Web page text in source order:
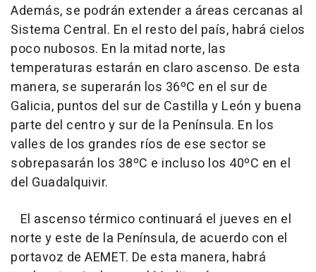
Además, se podrán extender a áreas cercanas al
Sistema Central. En el resto del país, habrá cielos
poco nubosos. En la mitad norte, las
temperaturas estarán en claro ascenso. De esta
manera, se superarán los 36ºC en el sur de
Galicia, puntos del sur de Castilla y León y buena
parte del centro y sur de la Península. En los
valles de los grandes ríos de ese sector se
sobrepasarán los 38ºC e incluso los 40ºC en el
del Guadalquivir.
El ascenso térmico continuará el jueves en el
norte y este de la Península, de acuerdo con el
portavoz de AEMET. De esta manera, habrá